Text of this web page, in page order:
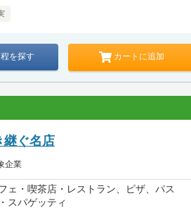
を探す カートに追加
継ぐ名店
企業
ェ・喫茶店・レストラン、ピザ、パス
スパゲッティ